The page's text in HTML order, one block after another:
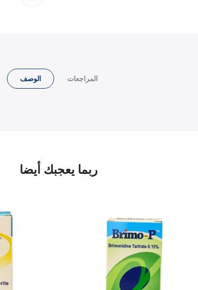
الوصف المراجعات
ربما يعجبك أيضا